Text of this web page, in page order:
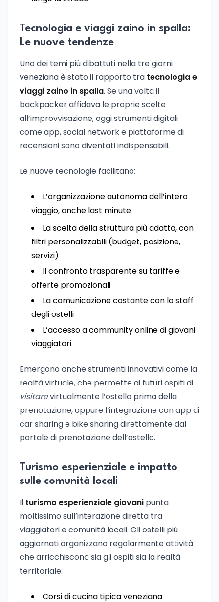
Tecnologia e viaggi zaino in spalla:
Le nuove tendenze
Uno dei temi più dibattuti nella tre giorni
veneziana è stato il rapporto tra tecnologia e
viaggi zaino in spalla. Se una volta il
backpacker affidava le proprie scelte
all’improvvisazione, oggi strumenti digitali
come app, social network e piattaforme di
recensioni sono diventati indispensabili.
Le nuove tecnologie facilitano:
L’organizzazione autonoma dell’intero
viaggio, anche last minute
La scelta della struttura più adatta, con
filtri personalizzabili (budget, posizione,
servizi)
Il confronto trasparente su tariffe e
offerte promozionali
La comunicazione costante con lo staff
degli ostelli
L’accesso a community online di giovani
viaggiatori
Emergono anche strumenti innovativi come la
realtà virtuale, che permette ai futuri ospiti di
visitarevirtualmente l’ostello prima della
prenotazione, oppure l’integrazione con app di
car sharing e bike sharing direttamente dal
portale di prenotazione dell’ostello.
Turismo esperienziale e impatto
sulle comunità locali
Il turismo esperienziale giovani punta
moltissimo sull’interazione diretta tra
viaggiatori e comunità locali. Gli ostelli più
aggiornati organizzano regolarmente attività
che arricchiscono sia gli ospiti sia la realtà
territoriale:
Corsi di cucina tipica veneziana